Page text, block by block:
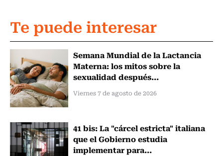
Te puede interesar
Semana Mundial de la Lactancia
Materna: los mitos sobre la
sexualidad después...
Viernes 7 de agosto de 2026
41 bis: La "cárcel estricta" italiana
que el Gobierno estudia
implementar para...